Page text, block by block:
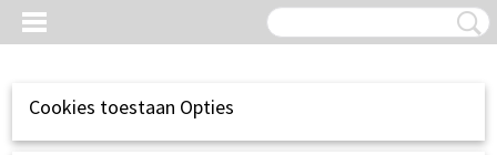
Cookies toestaan Opties